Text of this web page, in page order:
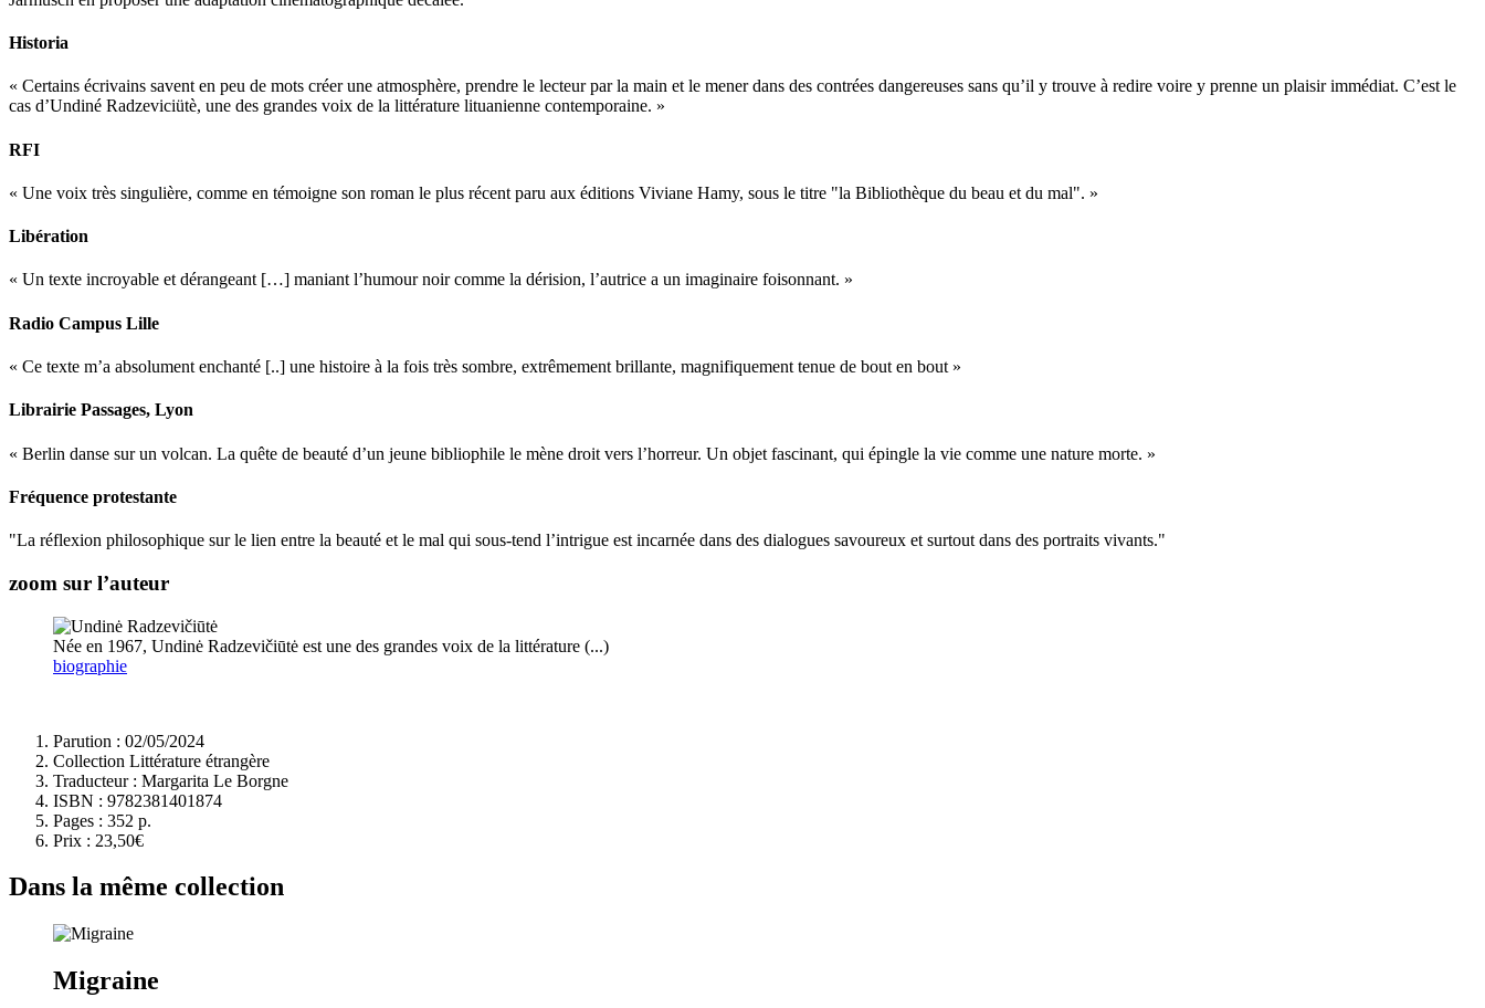
Historia
« Certains écrivains savent en peu de mots créer une atmosphère, prendre le lecteur par la main et le mener dans des contrées dangereuses sans qu’il y trouve à redire voire y prenne un plaisir immédiat. C’est le
cas d’Undiné Radzeviciütè, une des grandes voix de la littérature lituanienne contemporaine. »
RFI
« Une voix très singulière, comme en témoigne son roman le plus récent paru aux éditions Viviane Hamy, sous le titre "la Bibliothèque du beau et du mal". »
Libération
« Un texte incroyable et dérangeant […] maniant l’humour noir comme la dérision, l’autrice a un imaginaire foisonnant. »
Radio Campus Lille
« Ce texte m’a absolument enchanté [..] une histoire à la fois très sombre, extrêmement brillante, magnifiquement tenue de bout en bout »
Librairie Passages, Lyon
« Berlin danse sur un volcan. La quête de beauté d’un jeune bibliophile le mène droit vers l’horreur. Un objet fascinant, qui épingle la vie comme une nature morte. »
Fréquence protestante
"La réflexion philosophique sur le lien entre la beauté et le mal qui sous-tend l’intrigue est incarnée dans des dialogues savoureux et surtout dans des portraits vivants."
zoom sur l’auteur
Née en 1967, Undinė Radzevičiūtė est une des grandes voix de la littérature (...)
biographie
Parution : 02/05/2024
Collection Littérature étrangère
Traducteur : Margarita Le Borgne
ISBN : 9782381401874
Pages : 352 p.
Prix : 23,50€
Dans la même collection
Migraine